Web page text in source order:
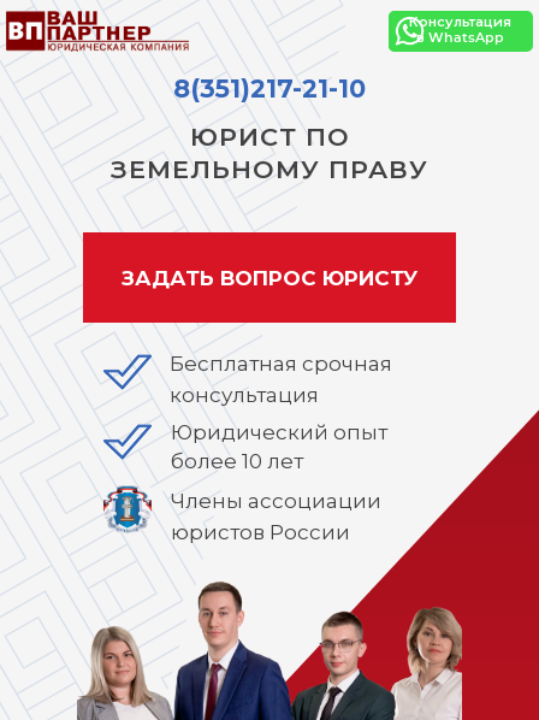
ЗАДАТЬ ВОПРОС ЮРИСТУ
Бесплатная срочная
консультация
Юридический опыт
более 10 лет
8(351)217-21-10
ЮРИСТ ПО
ЗЕМЕЛЬНОМУ ПРАВУ
Консультация
в WhatsApp
Члены ассоциации
юристов России